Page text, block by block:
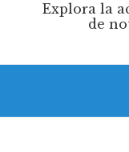
Explora la
de